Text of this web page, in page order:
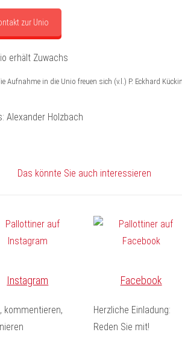
zur Unio
Aufnahme in die Unio freuen sich (v.l.) P. Eckhard
Alexander Holzbach
Das könnte Sie auch interessieren
Instagram
kommentieren,
Facebook
Herzliche Einladung:
Reden Sie mit!